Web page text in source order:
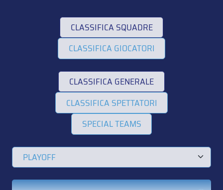
CLASSIFICA SQUADRE
CLASSIFICA GIOCATORI
CLASSIFICA GENERALE
CLASSIFICA SPETTATORI
SPECIAL TEAMS